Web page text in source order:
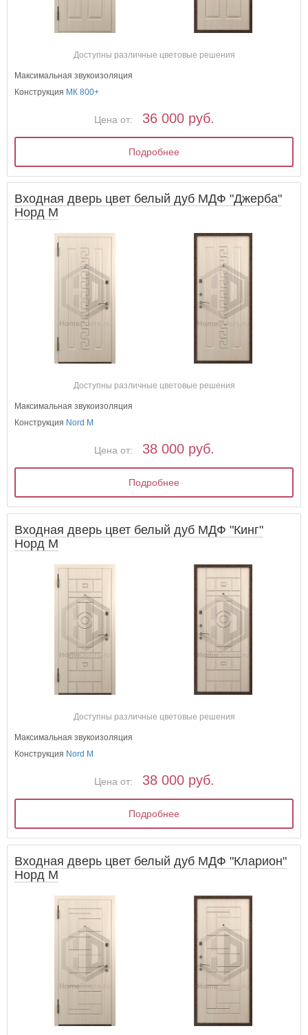
Доступны различные цветовые решения
Максимальная звукоизоляция
Конструкция МК 800+
Цена от: 36 000 руб.
Подробнее
Входная дверь цвет белый дуб МДФ "Джерба"
Норд М
Доступны различные цветовые решения
Максимальная звукоизоляция
Конструкция Nord M
Цена от: 38 000 руб.
Подробнее
Входная дверь цвет белый дуб МДФ "Кинг"
Норд М
Доступны различные цветовые решения
Максимальная звукоизоляция
Конструкция Nord M
Цена от: 38 000 руб.
Подробнее
Входная дверь цвет белый дуб МДФ "Кларион"
Норд М